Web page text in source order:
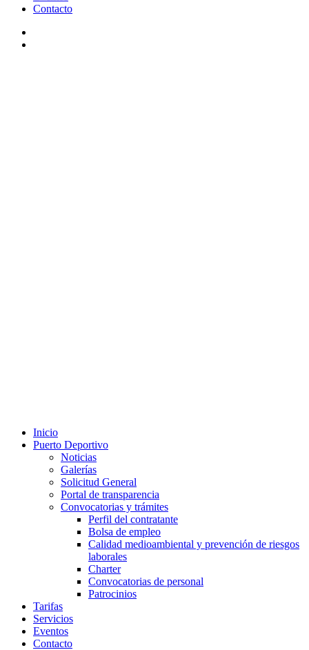
Contacto
Inicio
Puerto Deportivo
Noticias
Galerías
Solicitud General
Portal de transparencia
Convocatorias y trámites
Perfil del contratante
Bolsa de empleo
Calidad medioambiental y prevención de riesgos
laborales
Charter
Convocatorias de personal
Patrocinios
Tarifas
Servicios
Eventos
Contacto